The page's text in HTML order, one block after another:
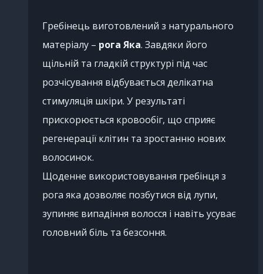
Гребінець виготовлений з натурального
матеріалу – рога Яка. Завдяки його
щільній та гладкій структурі під час
розчісування відбувається делікатна
стимуляція шкіри. У результаті
прискорюється кровообіг, що сприяє
регенерації клітин та зростанню нових
волосинок.
Щоденне використовування гребінця з
рога яка дозволяє позбутися від лупи,
зупиняє випадіння волосся і навіть усуває
головний біль та безсоння.